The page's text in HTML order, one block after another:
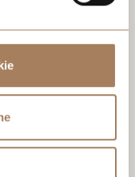
price